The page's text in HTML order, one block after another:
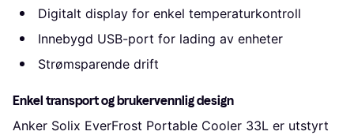
Digitalt display for enkel temperaturkontroll
Innebygd USB-port for lading av enheter
Strømsparende drift
Enkel transport og brukervennlig design
Anker Solix EverFrost Portable Cooler 33L er utstyrt